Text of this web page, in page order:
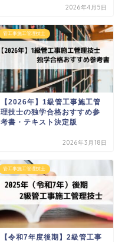
2026年4月5日
管工事施工管理技士
【2026年】1級管工事施工管
理技士の独学合格おすすめ参
考書・テキスト決定版
2026年3月18日
管工事施工管理技士
【令和7年度後期】2級管工事